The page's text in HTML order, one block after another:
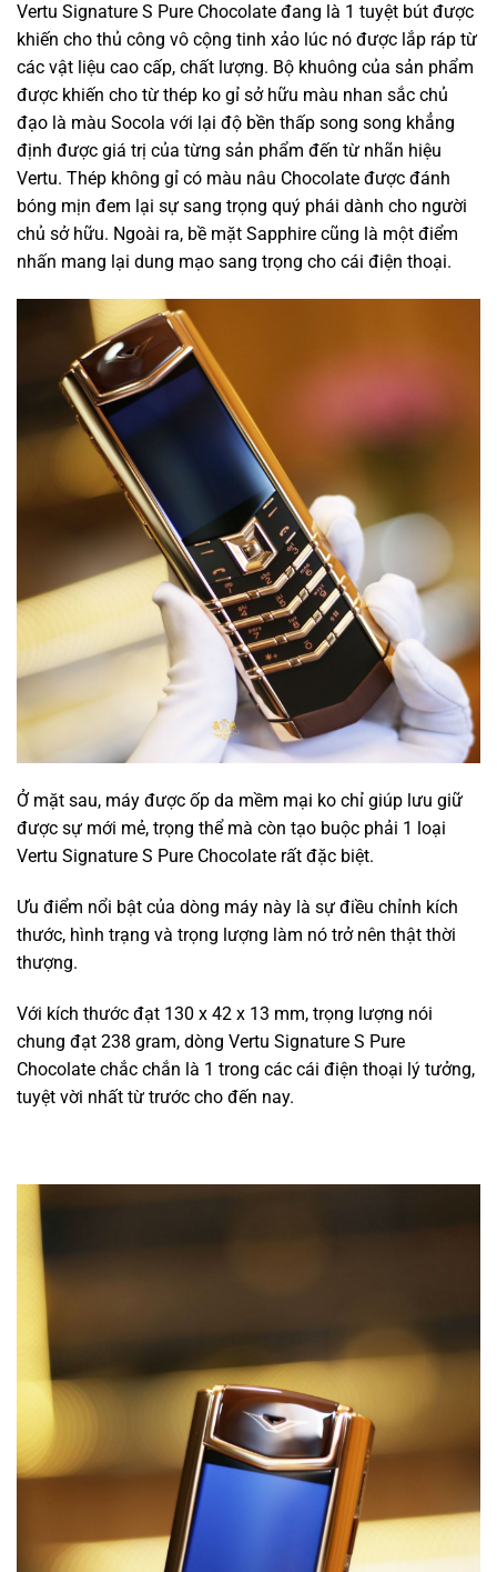
Vertu Signature S Pure Chocolate đang là 1 tuyệt bút được
khiến cho thủ công vô cộng tinh xảo lúc nó được lắp ráp từ
các vật liệu cao cấp, chất lượng. Bộ khuông của sản phẩm
được khiến cho từ thép ko gỉ sở hữu màu nhan sắc chủ
đạo là màu Socola với lại độ bền thấp song song khẳng
định được giá trị của từng sản phẩm đến từ nhãn hiệu
Vertu. Thép không gỉ có màu nâu Chocolate được đánh
bóng mịn đem lại sự sang trọng quý phái dành cho người
chủ sở hữu. Ngoài ra, bề mặt Sapphire cũng là một điểm
nhấn mang lại dung mạo sang trọng cho cái điện thoại.
Ở mặt sau, máy được ốp da mềm mại ko chỉ giúp lưu giữ
được sự mới mẻ, trọng thểmà còn tạo buộc phải 1 loại
Vertu Signature S Pure Chocolate rất đặc biệt.
Ưu điểm nổi bật của dòng máy này là sự điều chỉnh kích
thước, hình trạng và trọng lượng làm nó trở nên thật thời
thượng.
Với kích thước đạt 130 x 42 x 13 mm, trọng lượng nói
chung đạt 238 gram, dòng Vertu Signature S Pure
Chocolate chắc chắn là 1 trong các cái điện thoại lý tưởng,
tuyệt vời nhất từ trước cho đến nay.